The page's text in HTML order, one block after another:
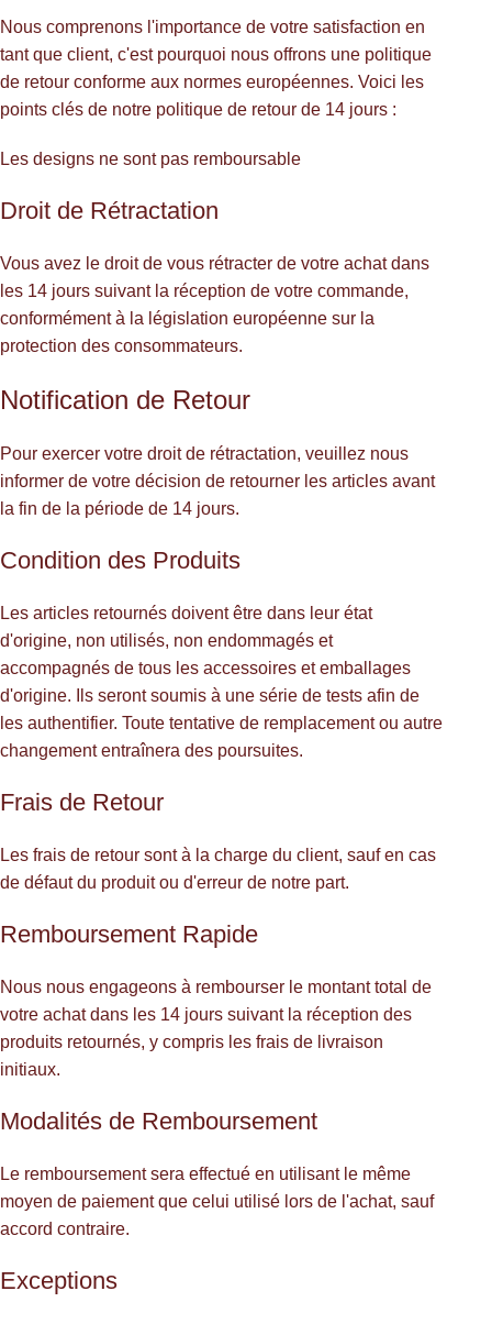
Nous comprenons l'importance de votre satisfaction en
tant que client, c'est pourquoi nous offrons une politique
de retour conforme aux normes européennes. Voici les
points clés de notre politique de retour de 14 jours :
Les designs ne sont pas remboursable
Droit de Rétractation
Vous avez le droit de vous rétracter de votre achat dans
les 14 jours suivant la réception de votre commande,
conformément à la législation européenne sur la
protection des consommateurs.
Notification de Retour
Pour exercer votre droit de rétractation, veuillez nous
informer de votre décision de retourner les articles avant
la fin de la période de 14 jours.
Condition des Produits
Les articles retournés doivent être dans leur état
d'origine, non utilisés, non endommagés et
accompagnés de tous les accessoires et emballages
d'origine. Ils seront soumis à une série de tests afin de
les authentifier. Toute tentative de remplacement ou autre
changement entraînera des poursuites.
Frais de Retour
Les frais de retour sont à la charge du client, sauf en cas
de défaut du produit ou d'erreur de notre part.
Remboursement Rapide
Nous nous engageons à rembourser le montant total de
votre achat dans les 14 jours suivant la réception des
produits retournés, y compris les frais de livraison
initiaux.
Modalités de Remboursement
Le remboursement sera effectué en utilisant le même
moyen de paiement que celui utilisé lors de l'achat, sauf
accord contraire.
Exceptions